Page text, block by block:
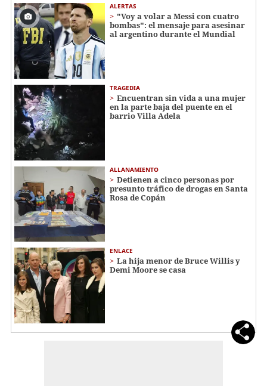
ALERTAS
"Voy a volar a Messi con cuatro
bombas": el mensaje para asesinar
al argentino durante el Mundial
TRAGEDIA
Encuentran sin vida a una mujer
en la parte baja del puente en el
barrio Villa Adela
ALLANAMIENTO
Detienen a cinco personas por
presunto tráfico de drogas en Santa
Rosa de Copán
ENLACE
La hija menor de Bruce Willis y
Demi Moore se casa